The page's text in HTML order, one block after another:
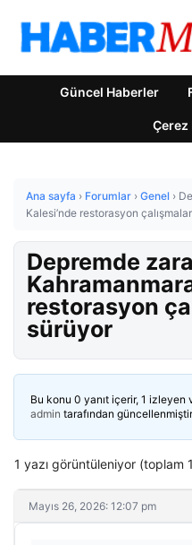
Güncel Haberler
Çerez
Ana sayfa › Forumlar › Genel ›
Kalesi’nde restorasyon
Depremde
restorasyon
sürüyor
Bu konu 0 yanıt içerir, 1 izleyen
admin tarafından
1 yazı görüntüleniyor (toplam
Mayıs 26, 2026: 12:07 pm